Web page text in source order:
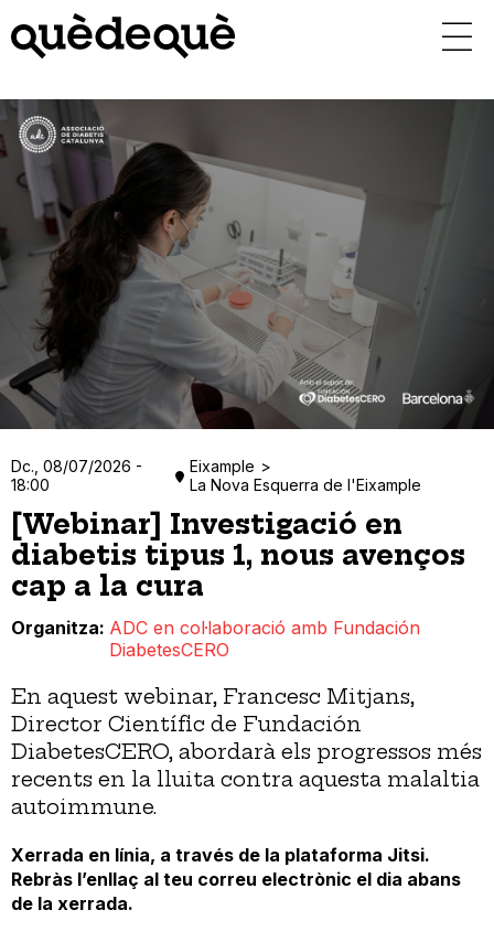
contingut
Dc., 08/07/2026 -
18:00
Eixample
La Nova Esquerra de l'Eixample
[Webinar] Investigació en
diabetis tipus 1, nous avenços
cap a la cura
Organitza ADC en col·laboració amb Fundación
DiabetesCERO
En aquest webinar, Francesc Mitjans,
Director Científic de Fundación
DiabetesCERO, abordarà els progressos més
recents en la lluita contra aquesta malaltia
autoimmune.
Xerrada en línia, a través de la plataforma Jitsi.
Rebràs l’enllaç al teu correu electrònic el dia abans
de la xerrada.